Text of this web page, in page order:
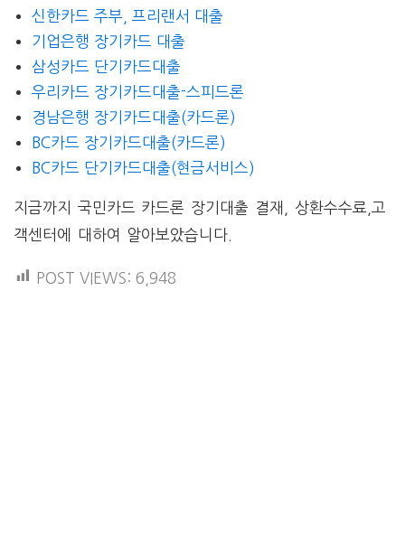
신한카드 주부, 프리랜서 대출
기업은행 장기카드 대출
삼성카드 단기카드대출
우리카드 장기카드대출-스피드론
경남은행 장기카드대출(카드론)
BC카드 장기카드대출(카드론)
BC카드 단기카드대출(현금서비스)
지금까지 국민카드 카드론 장기대출 결재, 상환수수료,고
객센터에 대하여 알아보았습니다.
POST VIEWS: 6,948